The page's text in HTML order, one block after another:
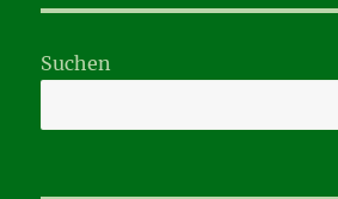
Suchen